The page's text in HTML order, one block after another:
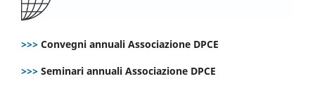
>>> Convegni annuali Associazione DPCE
>>> Seminari annuali Associazione DPCE